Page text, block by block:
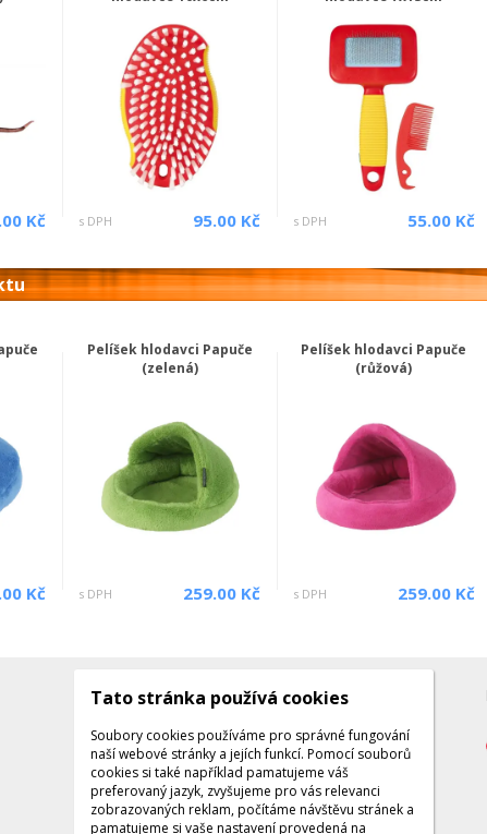
Kč s DPH 95.00 Kč s DPH 55.00 Kč
Kč
Pelíšek hlodavci Papuče
(zelená)
s DPH 259.00 Kč
Pelíšek hlodavci Papuče
(růžová)
s DPH 259.00 Kč
Kontakty
Kontaktujte nás
Tel.: +420 608 141 224
Po - Pá: 9:00 - 16:00
Facebook
Tato stránka používá cookies
Soubory cookies používáme pro správné fungování
naší webové stránky a jejích funkcí. Pomocí souborů
cookies si také například pamatujeme váš
preferovaný jazyk, zvyšujeme pro vás relevanci
zobrazovaných reklam, počítáme návštěvu stránek a
pamatujeme si vaše nastavení provedená na